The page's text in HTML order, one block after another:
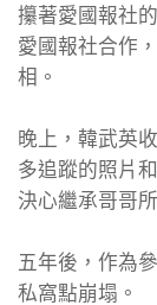
攥著愛國報社
愛國報社合作
相。
晚上，韓武英
多追蹤的照片
決心繼承哥哥
五年後，作為
私窩點崩塌。